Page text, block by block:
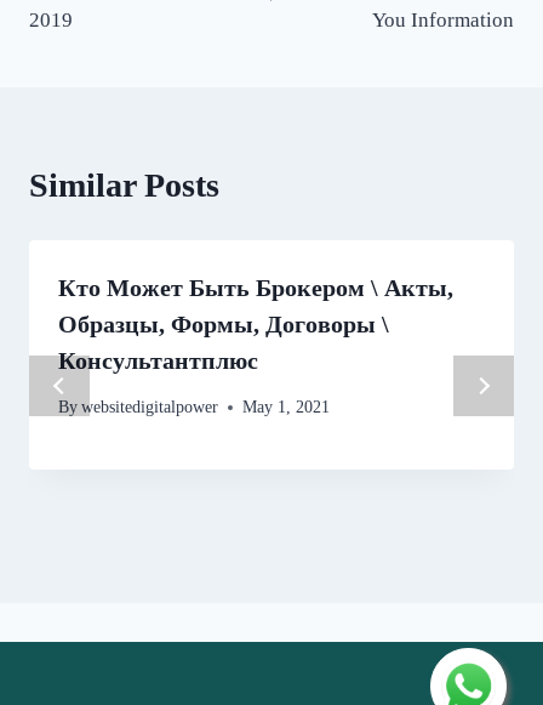
2019
You Information
Similar Posts
Кто Может Быть Брокером \ Акты,
Образцы, Формы, Договоры \
Консультантплюс
By websitedigitalpower May 1, 2021